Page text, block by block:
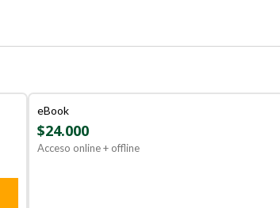
eBook
$24.000
Acceso online + offline